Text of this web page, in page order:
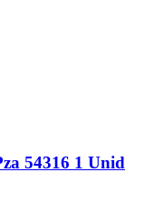
54316 1 Unid